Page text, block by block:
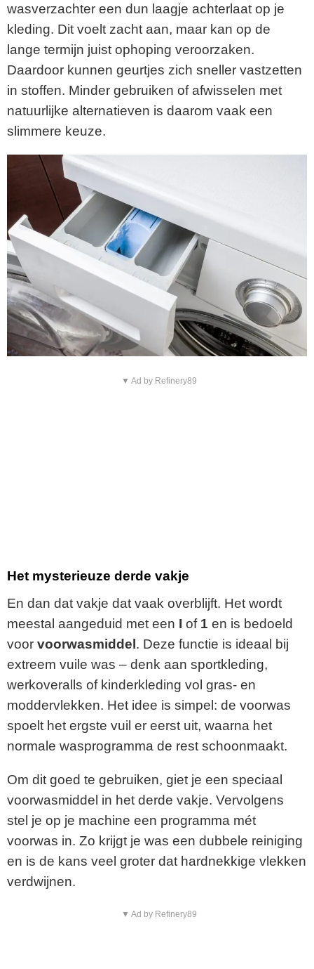
wasverzachter een dun laagje achterlaat op je
kleding. Dit voelt zacht aan, maar kan op de
lange termijn juist ophoping veroorzaken.
Daardoor kunnen geurtjes zich sneller vastzetten
in stoffen. Minder gebruiken of afwisselen met
natuurlijke alternatieven is daarom vaak een
slimmere keuze.
▼ Ad by Refinery89
Het mysterieuze derde vakje
En dan dat vakje dat vaak overblijft. Het wordt
meestal aangeduid met een I of 1 en is bedoeld
voor voorwasmiddel. Deze functie is ideaal bij
extreem vuile was – denk aan sportkleding,
werkoveralls of kinderkleding vol gras- en
moddervlekken. Het idee is simpel: de voorwas
spoelt het ergste vuil er eerst uit, waarna het
normale wasprogramma de rest schoonmaakt.
Om dit goed te gebruiken, giet je een speciaal
voorwasmiddel in het derde vakje. Vervolgens
stel je op je machine een programma mét
voorwas in. Zo krijgt je was een dubbele reiniging
en is de kans veel groter dat hardnekkige vlekken
verdwijnen.
▼ Ad by Refinery89